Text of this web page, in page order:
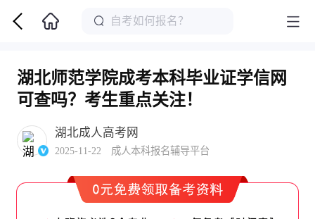
湖北师范学院成考本科毕业证学信网
可查吗？考生重点关注！
湖北成人高考网
2025-11-22 成人本科报名辅导平台